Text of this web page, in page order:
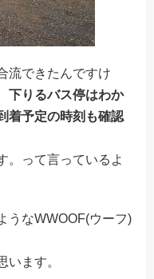
流できたんですけ
下りるバス停はわか
着予定の時刻も確認
。って言っているよ
うなWWOOF(ウーフ)
います。